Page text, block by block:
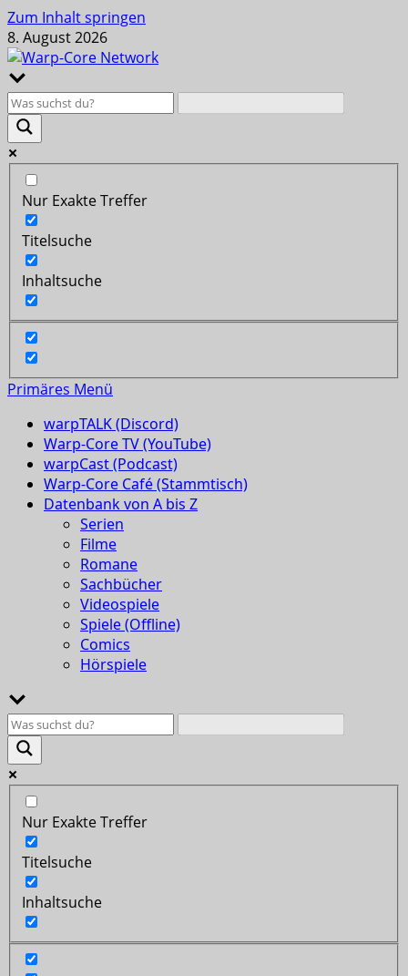
Zum Inhalt springen
8. August 2026
Nur Exakte Treffer
Titelsuche
Inhaltsuche
Primäres Menü
warpTALK (Discord)
Warp-Core TV (YouTube)
warpCast (Podcast)
Warp-Core Café (Stammtisch)
Datenbank von A bis Z
Serien
Filme
Romane
Sachbücher
Videospiele
Spiele (Offline)
Comics
Hörspiele
Nur Exakte Treffer
Titelsuche
Inhaltsuche